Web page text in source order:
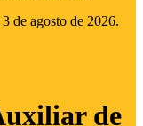
3 de agosto de 2026.
de